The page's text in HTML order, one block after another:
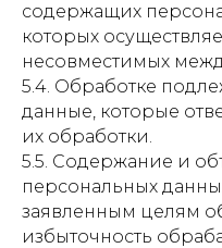
содержащих
которых
несовместимых
5.4. Обработке
данные, которые
их обработки.
5.5. Содержание и
персональных
заявленным целям
избыточность